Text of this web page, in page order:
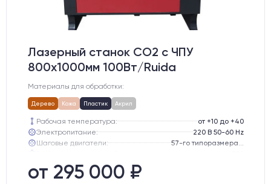
Лазерный станок CO2 c ЧПУ
800х1000мм 100Вт/Ruida
Материалы для обработки:
Дерево Кожа Пластик Акрил
Рабочая температура:
от +10 до +40
Электропитание:
220 В 50-60 Hz
Шаговые двигатели:
Направляющие оси Y:
Направляющие оси Х:
от 295 000 ₽